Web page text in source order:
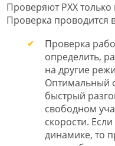
Проверяют РХХ
Проверка проводится
Проверка
определить,
на другие
Оптимальный
быстрый
свободном
скорости.
динамике, то